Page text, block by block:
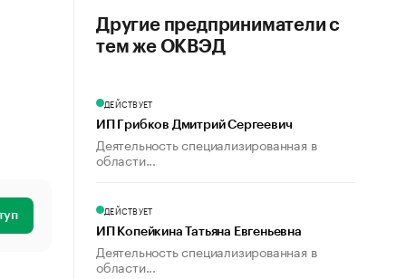
Другие предприниматели с
тем же ОКВЭД
ДЕЙСТВУЕТ
ИП Грибков Дмитрий Сергеевич
Деятельность специализированная в
области...
ДЕЙСТВУЕТ
ИП Копейкина Татьяна Евгеньевна
Деятельность специализированная в
области...